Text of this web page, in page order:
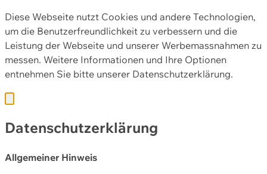
Diese Webseite nutzt Cookies und andere Technologien,
um die Benutzerfreundlichkeit zu verbessern und die
Leistung der Webseite und unserer Werbemassnahmen zu
messen. Weitere Informationen und Ihre Optionen
entnehmen Sie bitte unserer Datenschutzerklärung.
Datenschutzerklärung
Allgemeiner Hinweis